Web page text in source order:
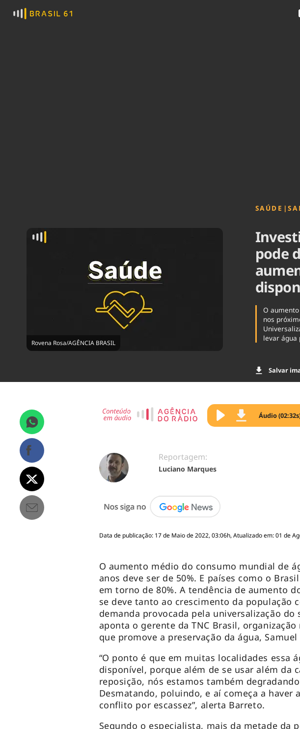
Rovena Rosa/AGÊNCIA BRASIL
SAÚDE |
pode
O
nos
levar água
Salvar
Áudio
Reportagem:
Luciano Marques
Data de publicação: 17 de Maio de 2022, 03:06h, Atualizado em: 01 de
O aumento médio do consumo mundial de
anos deve ser de 50%. E países como o
em torno de 80%. A tendência de aumento
se deve tanto ao crescimento da população
demanda provocada pela universalização do
aponta o gerente da TNC Brasil,
que promove a preservação da água,
“O ponto é que em muitas localidades essa
disponível, porque além de se usar além da
reposição, nós estamos também
Desmatando, poluindo, e aí começa a haver
conflito por escassez”, alerta Barreto.
Segundo o especialista, mais da metade da